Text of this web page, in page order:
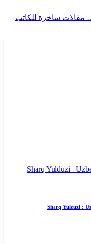
مقالات ساخرة للكاتب
Sharq Yulduzi :